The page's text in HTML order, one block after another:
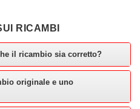
RICAMBI
il ricambio sia corretto?
originale e uno